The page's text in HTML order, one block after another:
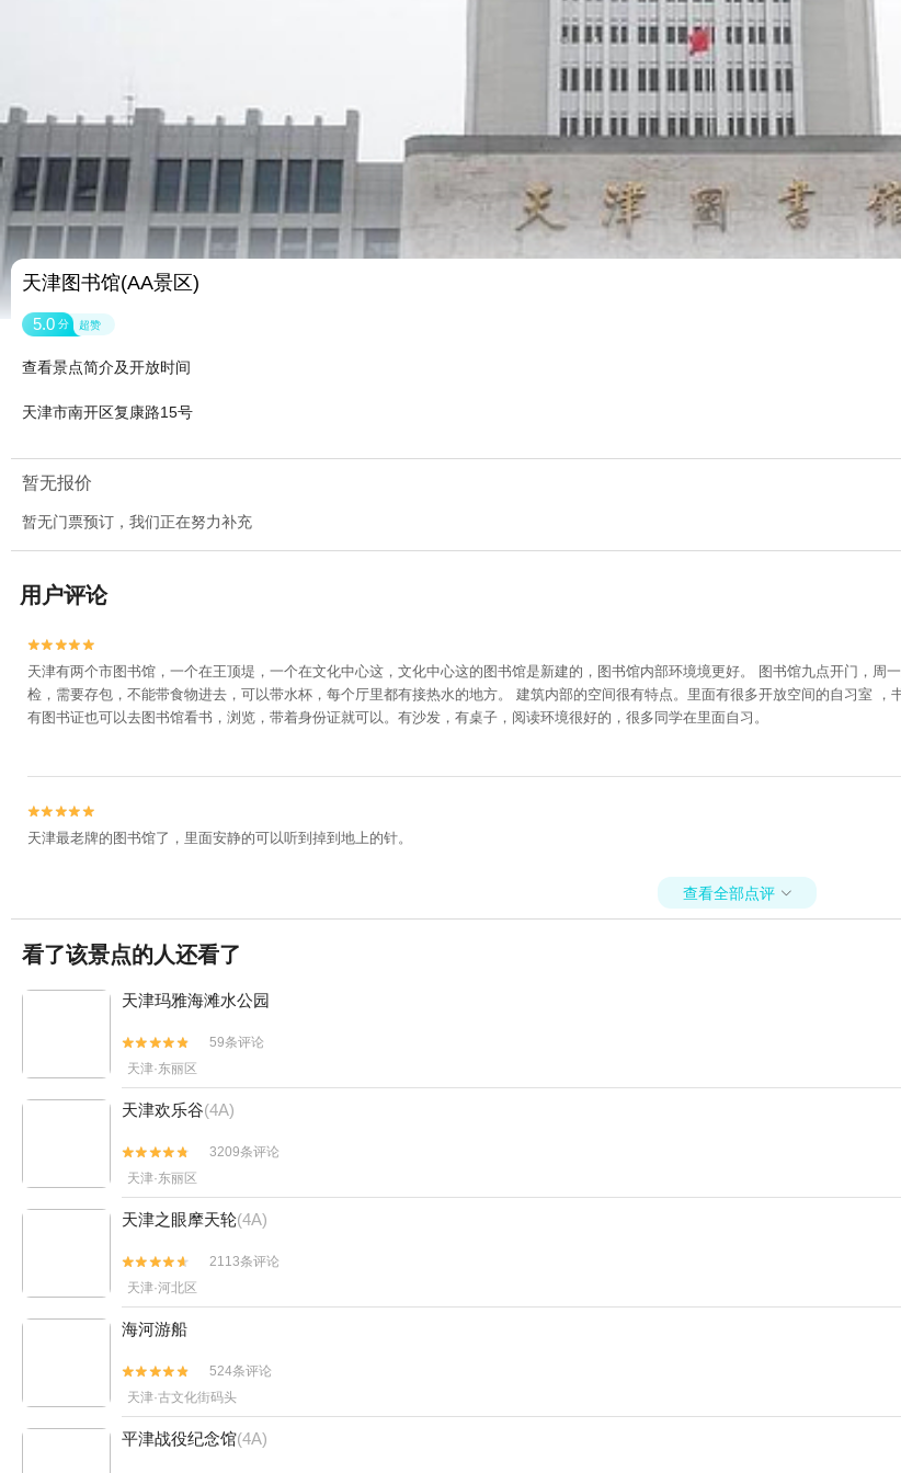
天津图书馆(AA景区)
5.0 分 超赞
查看景点简介及开放时间
天津市南开区复康路15号
暂无报价
暂无门票预订，我们正在努力补充
用户评论


天津有两个市图书馆，一个在王顶堤，一个在文化中心这，文化中心这的图书馆是新建的，图书馆内部环境境更好。 图书馆九点开门，
检，需要存包，不能带食物进去，可以带水杯，每个厅里都有接热水的地方。 建筑内部的空间很有特点。里面有很多开放空间的自习室
有图书证也可以去图书馆看书，浏览，带着身份证就可以。有沙发，有桌子，阅读环境很好的，很多同学在里面自习。
看了该景点的人还看了
天津玛雅海滩水公园


59条评论
天津·东丽区
天津欢乐谷(4A)